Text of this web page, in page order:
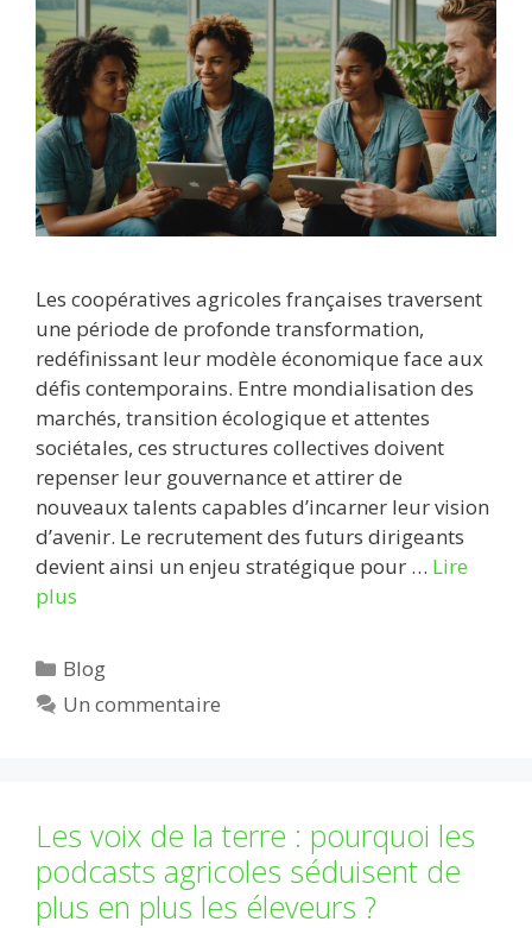
Les coopératives agricoles françaises traversent
une période de profonde transformation,
redéfinissant leur modèle économique face aux
défis contemporains. Entre mondialisation des
marchés, transition écologique et attentes
sociétales, ces structures collectives doivent
repenser leur gouvernance et attirer de
nouveaux talents capables d’incarner leur vision
d’avenir. Le recrutement des futurs dirigeants
devient ainsi un enjeu stratégique pour … Lire
plus
Catégories
Blog
Un commentaire
Les voix de la terre : pourquoi les
podcasts agricoles séduisent de
plus en plus les éleveurs ?